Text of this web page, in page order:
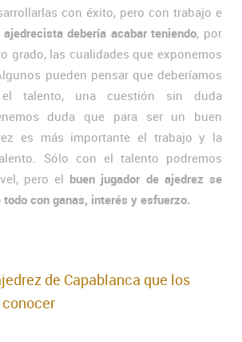
con éxito, pero con trabajo e
debería acabar teniendo, por
grado, las cualidades que exponemos
pueden pensar que deberíamos
talento, una cuestión sin duda
duda que para ser un buen
es más importante el trabajo y la
Sólo con el talento podremos
pero el buen jugador de ajedrez se
con ganas, interés y esfuerzo.
de Capablanca que los